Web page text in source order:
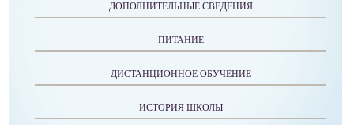
ДОПОЛНИТЕЛЬНЫЕ СВЕДЕНИЯ
ПИТАНИЕ
ДИСТАНЦИОННОЕ ОБУЧЕНИЕ
ИСТОРИЯ ШКОЛЫ